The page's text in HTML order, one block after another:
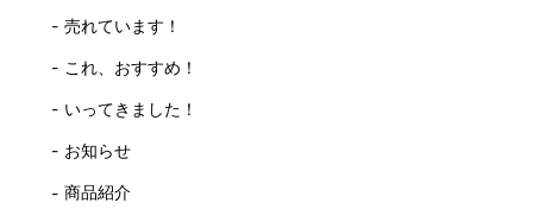
売れています！
これ、おすすめ！
いってきました！
お知らせ
商品紹介